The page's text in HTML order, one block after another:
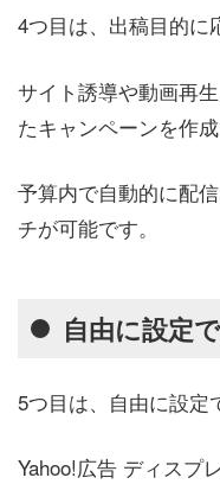
4つ目は、出稿目的に
サイト誘導や動画再
たキャンペーンを作成
予算内で自動的に配
チが可能です。
自由に設定
5つ目は、自由に設定
Yahoo!広告 ディスプ